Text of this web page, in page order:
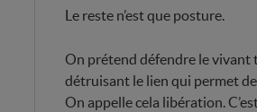
Le reste n’est que posture.
On prétend défendre le vivant
détruisant le lien qui permet
On appelle cela libération.